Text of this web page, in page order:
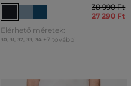
38 990 Ft
27 290 Ft
Elérhető méretek:
30, 31, 32, 33, 34 +7 további